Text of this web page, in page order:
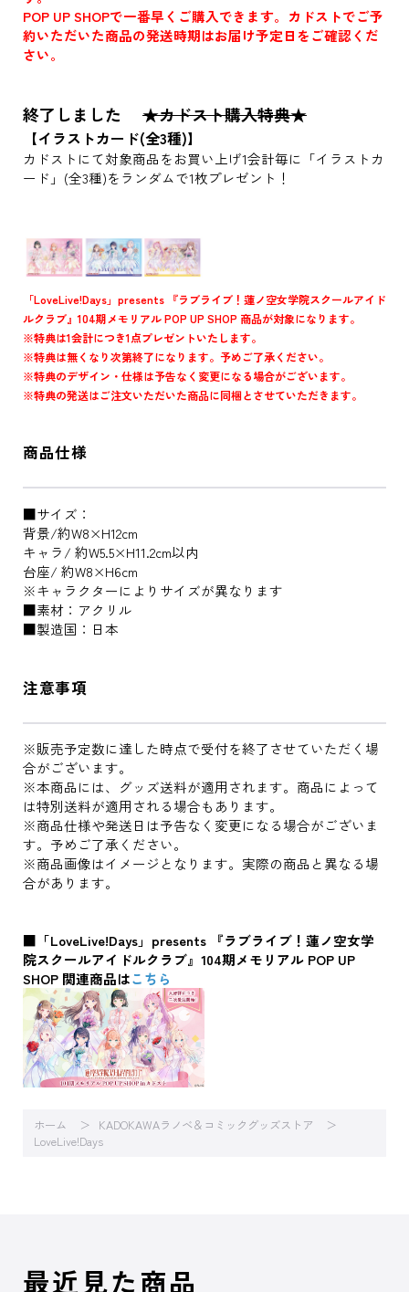
POP UP SHOPで一番早くご購入できます。カドストでご予
約いただいた商品の発送時期はお届け予定日をご確認くだ
さい。
終了しました ★カドスト購入特典★
【イラストカード(全3種)】
カドストにて対象商品をお買い上げ1会計毎に「イラストカ
ード」(全3種)をランダムで1枚プレゼント！
「LoveLive!Days」presents 『ラブライブ！蓮ノ空女学院スクールアイド
ルクラブ』104期メモリアル POP UP SHOP 商品が対象になります。
※特典は1会計につき1点プレゼントいたします。
※特典は無くなり次第終了になります。予めご了承ください。
※特典のデザイン・仕様は予告なく変更になる場合がございます。
※特典の発送はご注文いただいた商品に同梱とさせていただきます。
商品仕様
■サイズ：
背景/約W8×H12cm
キャラ/ 約W5.5×H11.2cm以内
台座/ 約W8×H6cm
※キャラクターによりサイズが異なります
■素材：アクリル
■製造国：日本
注意事項
※販売予定数に達した時点で受付を終了させていただく場
合がございます。
※本商品には、グッズ送料が適用されます。商品によって
は特別送料が適用される場合もあります。
※商品仕様や発送日は予告なく変更になる場合がございま
す。予めご了承ください。
※商品画像はイメージとなります。実際の商品と異なる場
合があります。
■「LoveLive!Days」presents 『ラブライブ！蓮ノ空女学
院スクールアイドルクラブ』104期メモリアル POP UP
SHOP 関連商品はこちら
ホーム
KADOKAWAラノベ＆コミックグッズストア
LoveLive!Days
最近見た商品